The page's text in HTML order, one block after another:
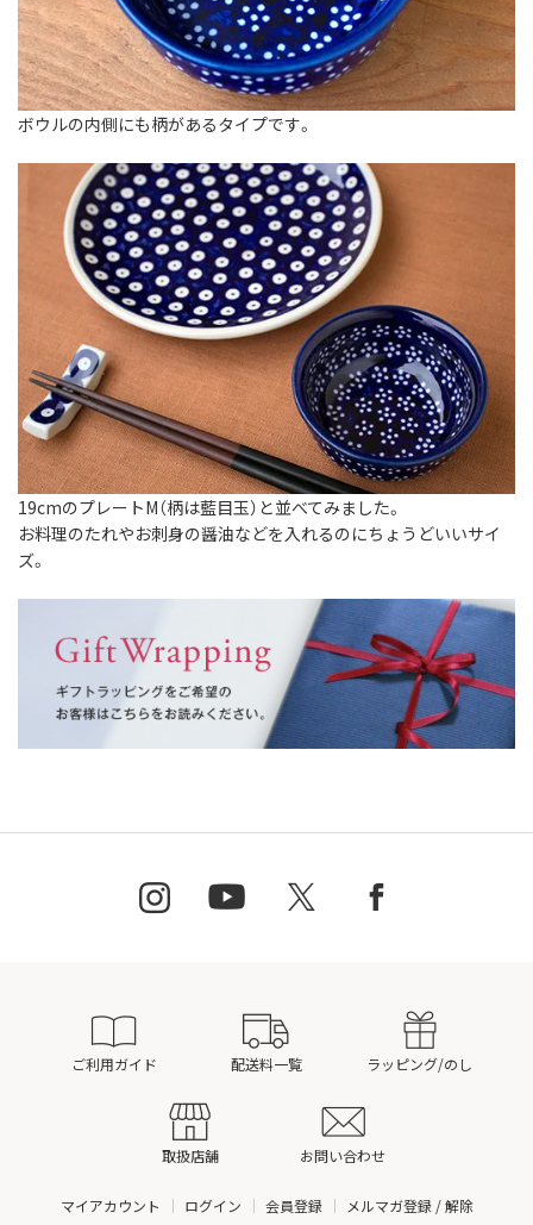
ボウルの内側にも柄があるタイプです。
19cmのプレートM（柄は藍目玉）と並べてみました。
お料理のたれやお刺身の醤油などを入れるのにちょうどいいサイ
ズ。
ご利用ガイド 配送料一覧 ラッピング/のし
取扱店舗 お問い合わせ
マイアカウント ログイン 会員登録
メルマガ登録 / 解除